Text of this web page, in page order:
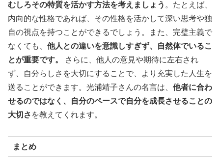
むしろその特質を活かす方法を考えましょう 。たとえば、
内向的な性格であれば、その性格を活かして深い思考や独
自の視点を持つことができるでしょう。また、完璧主義で
なくても、 他人との違いを意識しすぎず、自然体でいるこ
とが重要です。
さらに、他人の意見や期待に左右され
ず、自分らしさを大切にすることで、より充実した人生を
送ることができます。光浦靖子さんの名言は、 他者に合わ
せるのではなく、自分のペースで自分を成長させることの
大切さ を教えてくれます。
まとめ